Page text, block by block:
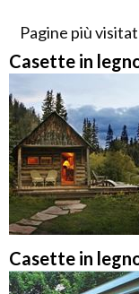
Pagine più
Casette in
Casette in